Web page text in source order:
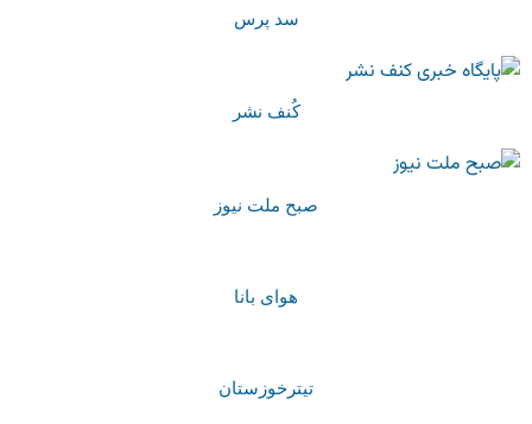
سد پرس
کُنف نشر
صبح ملت نیوز
هوای بانا
تیترخوزستان